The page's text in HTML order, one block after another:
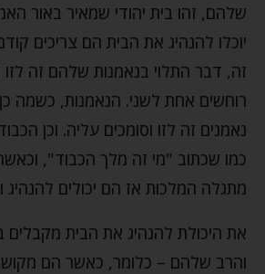
שלהם, זהו בית יהודי שמאיר באור
יוכלו להנהיג את הבית הם צריכים
זה, דבר התלוי בנאמנות שלהם זה
רוחשים אחת לשני. הנאמנות, כשמה כן
נאמנים זה לזו וסומכים עליה. וכן
כמו שכתוב "מי זה מלך הכבוד",
מתגלה המלכות אז הם יכולים להנהיג
את היכולת להנהיג את הבית מקבלים
והרב שלהם – כלומר, כאשר הם